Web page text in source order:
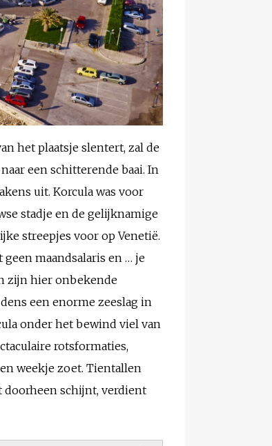
het plaatsje slentert, zal de
een schitterende baai. In
uit. Korcula was voor
stadje en de gelijknamige
streepjes voor op Venetië.
maandsalaris en … je
zijn hier onbekende
een enorme zeeslag in
onder het bewind viel van
rotsformaties,
weekje zoet. Tientallen
doorheen schijnt, verdient